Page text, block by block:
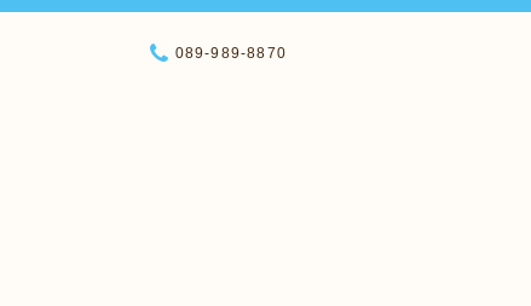
089-989-8870